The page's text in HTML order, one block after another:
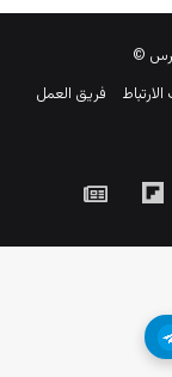
©
فريق العمل
Flipboard
نيوز